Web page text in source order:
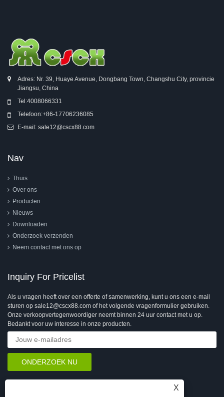
Adres: Nr. 39, Huaye Avenue, Dongbang Town, Changshu City, provincie
Jiangsu, China
Tel:4008066331
Telefoon:+86-17706236085
E-mail: sale12@cscx88.com
Nav
Thuis
Over ons
Producten
Nieuws
Downloaden
Onderzoek verzenden
Neem contact met ons op
Inquiry For Pricelist
Als u vragen heeft over een offerte of samenwerking, kunt u ons een e-mail
sturen op sale12@cscx88.com of het volgende vragenformulier gebruiken.
Onze verkoopvertegenwoordiger neemt binnen 24 uur contact met u op.
Bedankt voor uw interesse in onze producten.
X